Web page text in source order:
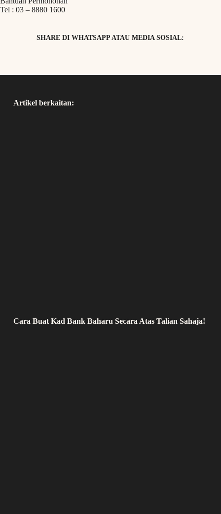
Tel : 03 – 8880 1600
SHARE DI WHATSAPP ATAU MEDIA SOSIAL:
Artikel berkaitan:
Cara Buat Kad Bank Baharu Secara Atas Talian Sahaja!